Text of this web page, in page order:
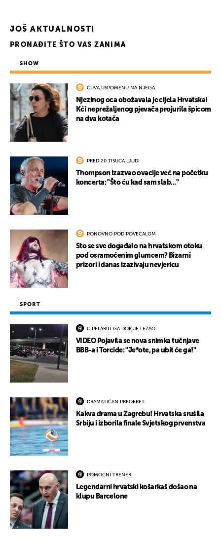
JOŠ AKTUALNOSTI
PRONAĐITE ŠTO VAS ZANIMA
SHOW
ČUVA USPOMENU NA NJEGA
Njezinog oca obožavala je cijela Hrvatska!
Kći neprežaljenog pjevača projurila špicom
na dva kotača
PRED 20 TISUĆA LJUDI
Thompson izazvao ovacije već na početku
koncerta: "Što ću kad sam slab..."
PONOVNO POD POVEĆALOM
Što se sve događalo na hrvatskom otoku
pod osramoćenim glumcem? Bizarni
prizori i danas izazivaju nevjericu
SPORT
CIPELARILI GA DOK JE LEŽAO
VIDEO Pojavila se nova snimka tučnjave
BBB-a i Torcide: "Je*ote, pa ubit će ga!"
DRAMATIČAN PREOKRET
Kakva drama u Zagrebu! Hrvatska srušila
Srbiju i izborila finale Svjetskog prvenstva
POMOĆNI TRENER
Legendarni hrvatski košarkaš došao na
klupu Barcelone